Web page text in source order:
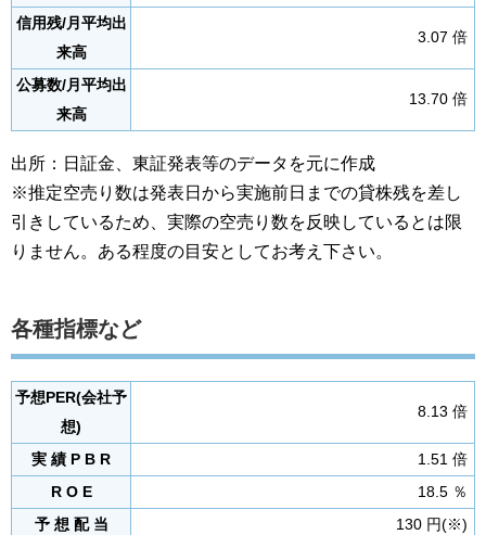
信用残/月平均出
来高
3.07 倍
公募数/月平均出
来高
13.70 倍
出所：日証金、東証発表等のデータを元に作成
※推定空売り数は発表日から実施前日までの貸株残を差し
引きしているため、実際の空売り数を反映しているとは限
りません。ある程度の目安としてお考え下さい。
各種指標など
予想PER(会社予
想)
8.13 倍
実 績 P B R
1.51 倍
R O E
18.5 ％
予 想 配 当
130 円(※)